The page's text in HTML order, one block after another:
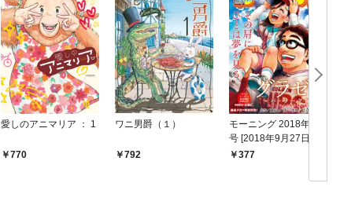
愛しのアニマリア ： 1
770
ワニ男爵（１）
792
モーニング 2018年 43
号 [2018年9月27日発
売]377